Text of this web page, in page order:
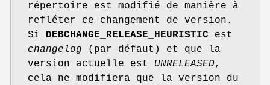
répertoire est modifié de manière à
refléter ce changement de version.
Si DEBCHANGE_RELEASE_HEURISTIC est
changelog (par défaut) et que la
version actuelle est UNRELEASED,
cela ne modifiera que la version du